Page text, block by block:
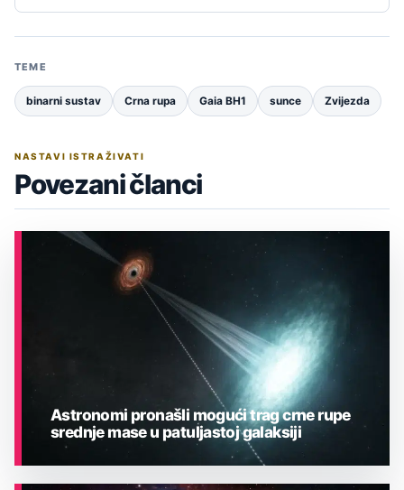
TEME
binarni sustav Crna rupa Gaia BH1 sunce Zvijezda
NASTAVI ISTRAŽIVATI
Povezani članci
Astronomi pronašli mogući trag crne rupe
srednje mase u patuljastoj galaksiji